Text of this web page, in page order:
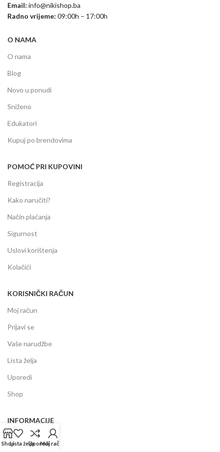
Email: info@nikishop.ba
Radno vrijeme: 09:00h – 17:00h
O NAMA
O nama
Blog
Novo u ponudi
Sniženo
Edukatori
Kupuj po brendovima
POMOĆ PRI KUPOVINI
Registracija
Kako naručiti?
Način plaćanja
Sigurnost
Uslovi korištenja
Kolačići
KORISNIČKI RAČUN
Moj račun
Prijavi se
Vaše narudžbe
Lista želja
Uporedi
Shop
INFORMACIJE
Prodajni centar
ShopLista željaUporediMoj račun